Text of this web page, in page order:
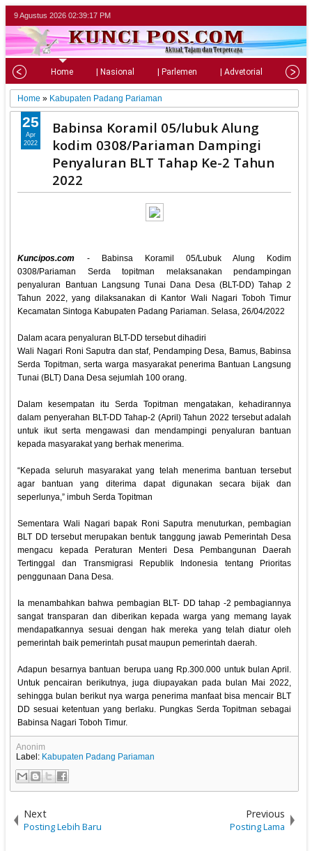
9 Agustus 2026 02:39:18 PM
Home | Nasional | Parlemen | Advetorial |
Home » Kabupaten Padang Pariaman
Babinsa Koramil 05/lubuk Alung
kodim 0308/Pariaman Dampingi
Penyaluran BLT Tahap Ke-2 Tahun
2022
Kuncipos.com - Babinsa Koramil 05/Lubuk Alung Kodim
0308/Pariaman Serda topitman melaksanakan pendampingan
penyaluran Bantuan Langsung Tunai Dana Desa (BLT-DD) Tahap 2
Tahun 2022, yang dilaksanakan di Kantor Wali Nagari Toboh Timur
Kecamatan Sintoga Kabupaten Padang Pariaman. Selasa, 26/04/2022
Dalam acara penyaluran BLT-DD tersebut dihadiri
Wali Nagari Roni Saputra dan staf, Pendamping Desa, Bamus, Babinsa
Serda Topitman, serta warga masyarakat penerima Bantuan Langsung
Tunai (BLT) Dana Desa sejumlah 100 orang.
Dalam kesempatan itu Serda Topitman mengatakan, kehadirannya
dalam penyerahan BLT-DD Tahap-2 (April) Tahun 2022 tersebut adalah
untuk ikut serta mengawasi dan mendampingi penyaluran bantuan
kepada masyarakat yang berhak menerima.
“Kepada seluruh masyarakat yang telah menerima bantuan tersebut
agar bantuan yang diterima dapat digunakan secara bijak dan
seperlunya,” imbuh Serda Topitman
Sementara Wali Nagari bapak Roni Saputra menuturkan, pembagian
BLT DD tersebut merupakan bentuk tanggung jawab Pemerintah Desa
mengacu kepada Peraturan Menteri Desa Pembangunan Daerah
Tertinggal dan Transmigrasi Republik Indonesia tentang Prioritas
penggunaan Dana Desa.
Ia menambahkan bahwa pembagian BLT- DD tahap -2 pembagiannya
sangat transparan dan diberikan kepada warga yang memang layak
mendapatkannya sesuai dengan hak mereka yang telah diatur oleh
pemerintah baik pemerintah pusat maupun pemerintah daerah.
Adapun besarnya bantuan berupa uang Rp.300.000 untuk bulan April.
Untuk pencairan berikutnya, juga diupayakan pada bulan Mai 2022,
sehingga bulan berikut nya warga penerima manfaat bisa mencair BLT
DD sesuai ketentuan yang berlaku. Pungkas Serda Topitman sebagai
Babinsa Nagari Toboh Timur.
25
Apr
2022
Anonim
Label: Kabupaten Padang Pariaman
Next
Posting Lebih Baru
Previous
Posting Lama